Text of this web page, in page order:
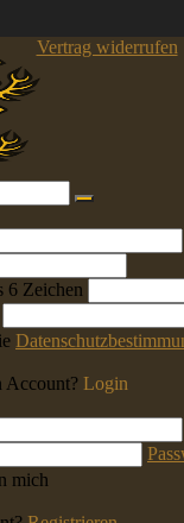
Vertrag widerrufen
6 Zeichen
Account? Login
mich